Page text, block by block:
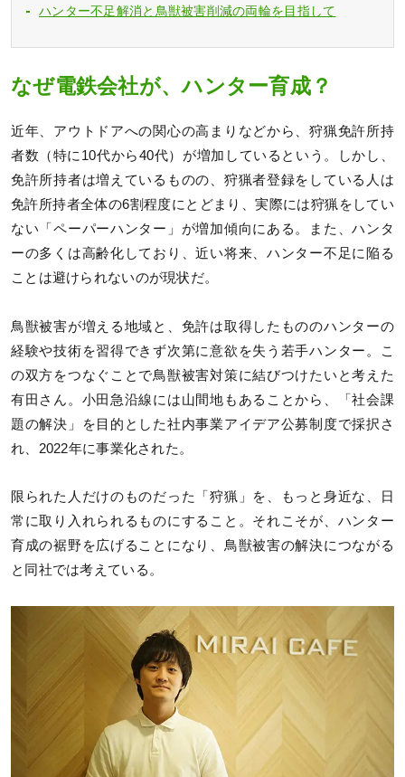
ハンター不足解消と鳥獣被害削減の両輪を目指して
なぜ電鉄会社が、ハンター育成？
近年、アウトドアへの関心の高まりなどから、狩猟免許所持
者数（特に10代から40代）が増加しているという。しかし、
免許所持者は増えているものの、狩猟者登録をしている人は
免許所持者全体の6割程度にとどまり、実際には狩猟をしてい
ない「ペーパーハンター」が増加傾向にある。また、ハンタ
ーの多くは高齢化しており、近い将来、ハンター不足に陥る
ことは避けられないのが現状だ。
鳥獣被害が増える地域と、免許は取得したもののハンターの
経験や技術を習得できず次第に意欲を失う若手ハンター。こ
の双方をつなぐことで鳥獣被害対策に結びつけたいと考えた
有田さん。小田急沿線には山間地もあることから、「社会課
題の解決」を目的とした社内事業アイデア公募制度で採択さ
れ、2022年に事業化された。
限られた人だけのものだった「狩猟」を、もっと身近な、日
常に取り入れられるものにすること。それこそが、ハンター
育成の裾野を広げることになり、鳥獣被害の解決につながる
と同社では考えている。